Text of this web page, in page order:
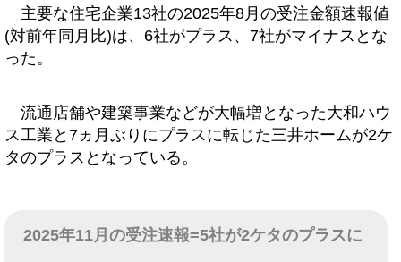
主要な住宅企業13社の2025年8月の受注金額速報値
(対前年同月比)は、6社がプラス、7社がマイナスとな
った。
流通店舗や建築事業などが大幅増となった大和ハウ
ス工業と7ヵ月ぶりにプラスに転じた三井ホームが2ケ
タのプラスとなっている。
2025年11月の受注速報=5社が2ケタのプラスに